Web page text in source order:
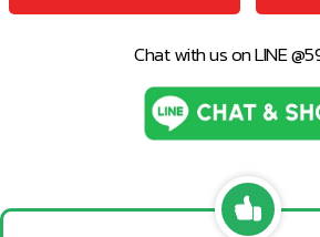
Chat with us on LINE